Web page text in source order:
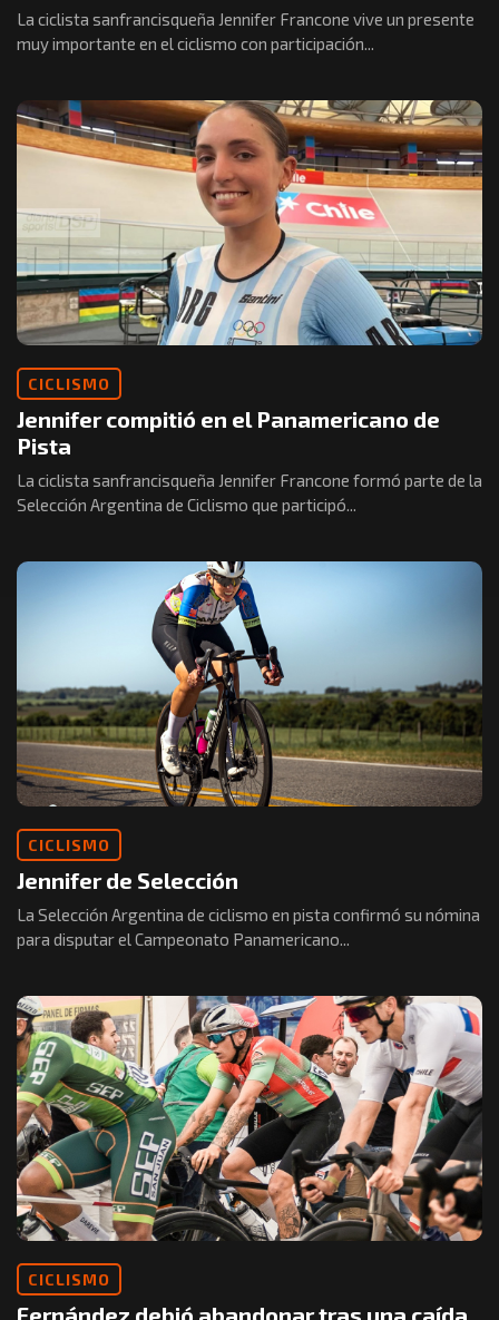
La ciclista sanfrancisqueña Jennifer Francone vive un presente
muy importante en el ciclismo con participación...
CICLISMO
Jennifer compitió en el Panamericano de
Pista
La ciclista sanfrancisqueña Jennifer Francone formó parte de la
Selección Argentina de Ciclismo que participó...
CICLISMO
Jennifer de Selección
La Selección Argentina de ciclismo en pista confirmó su nómina
para disputar el Campeonato Panamericano...
CICLISMO